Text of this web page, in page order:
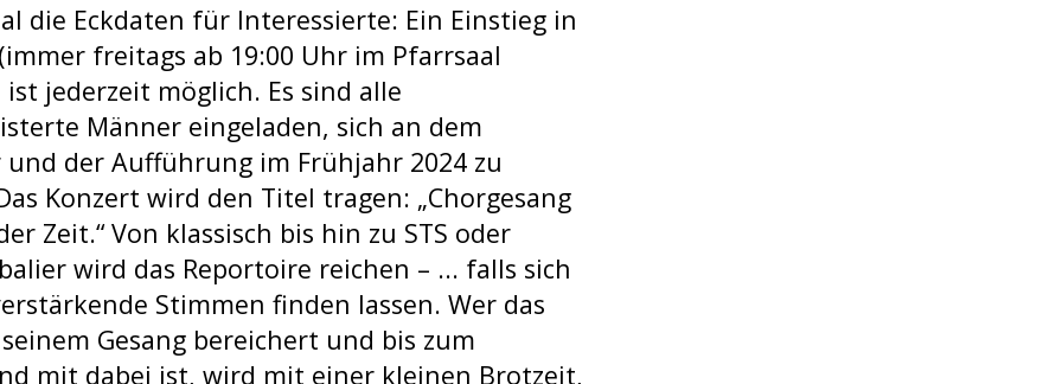
die Eckdaten für Interessierte: Ein Einstieg in
freitags ab 19:00 Uhr im Pfarrsaal
jederzeit möglich. Es sind alle
Männer eingeladen, sich an dem
der Aufführung im Frühjahr 2024 zu
Konzert wird den Titel tragen: „Chorgesang
Zeit.“ Von klassisch bis hin zu STS oder
wird das Reportoire reichen – ... falls sich
Stimmen finden lassen. Wer das
Gesang bereichert und bis zum
mit dabei ist, wird mit einer kleinen Brotzeit,